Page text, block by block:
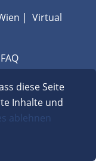
| Virtual
FAQ
diese Seite
Inhalte und
ablehnen